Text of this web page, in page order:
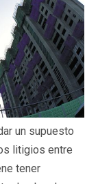
un supuesto
litigios entre
tener